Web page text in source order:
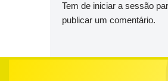
Tem de iniciar a sessão
publicar um comentário.